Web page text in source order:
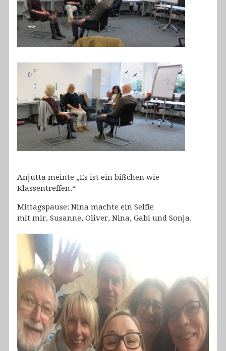
Anjutta meinte „Es ist ein bißchen wie
Klassentreffen.“
Mittagspause: Nina machte ein Selfie
mit mir, Susanne, Oliver, Nina, Gabi und Sonja.